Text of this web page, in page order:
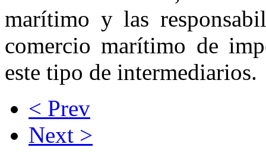
marítimo y las
comercio marítimo de
este tipo de intermediarios.
< Prev
Next >